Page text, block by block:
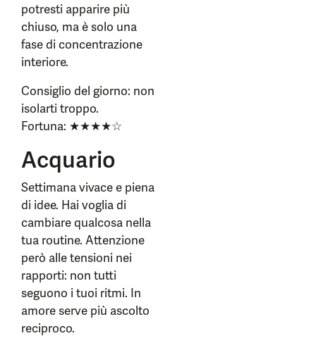
potresti apparire più
chiuso, ma è solo una
fase di concentrazione
interiore.
Consiglio del giorno: non
isolarti troppo.
Fortuna: ★★★★☆
Acquario
Settimana vivace e piena
di idee. Hai voglia di
cambiare qualcosa nella
tua routine. Attenzione
però alle tensioni nei
rapporti: non tutti
seguono i tuoi ritmi. In
amore serve più ascolto
reciproco.